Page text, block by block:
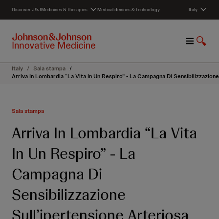
c
Discover J&JMedicines & therapies Medical devices & technology Italy
M
n
u
S
o
w
Italy / Sala stampa /
Arriva In Lombardia “La Vita In Un Respiro” - La Campagna Di
Sala stampa
Arriva In Lombardia “La Vita
In Un Respiro” - La
Campagna Di
Sensibilizzazione